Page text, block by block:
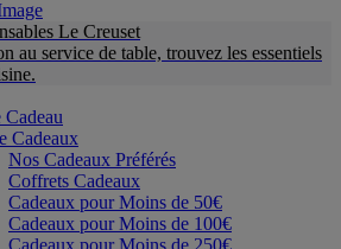
Le Creuset
au service de table, trouvez les essentiels
Cadeau
Cadeaux
Nos Cadeaux Préférés
Coffrets Cadeaux
Cadeaux pour Moins de 50€
Cadeaux pour Moins de 100€
Cadeaux pour Moins de 250€